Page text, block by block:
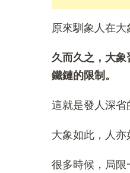
原來馴象人在大
久而久之，大
鐵鏈的限制。
這就是發人深省
大象如此，人亦
很多時候，局限